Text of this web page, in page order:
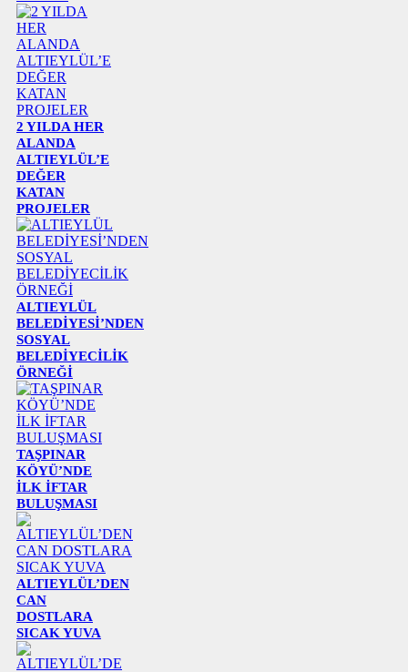
2 YILDA HER
ALANDA
ALTIEYLÜL’E
DEĞER
KATAN
PROJELER
ALTIEYLÜL
BELEDİYESİ’NDEN
SOSYAL
BELEDİYECİLİK
ÖRNEĞİ
TAŞPINAR
KÖYÜ’NDE
İLK İFTAR
BULUŞMASI
ALTIEYLÜL’DEN
CAN
DOSTLARA
SICAK YUVA